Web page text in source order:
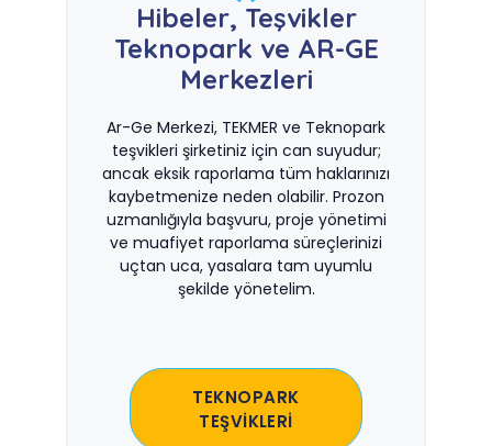
Hibeler, Teşvikler
Teknopark ve AR-GE
Merkezleri
Ar-Ge Merkezi, TEKMER ve Teknopark
teşvikleri şirketiniz için can suyudur;
ancak eksik raporlama tüm haklarınızı
kaybetmenize neden olabilir. Prozon
uzmanlığıyla başvuru, proje yönetimi
ve muafiyet raporlama süreçlerinizi
uçtan uca, yasalara tam uyumlu
şekilde yönetelim.
TEKNOPARK
TEŞVİKLERİ